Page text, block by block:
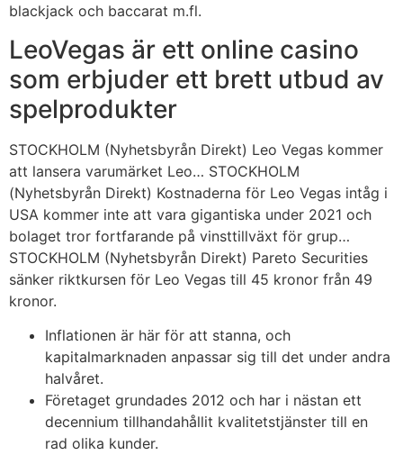
blackjack och baccarat m.fl.
LeoVegas är ett online casino
som erbjuder ett brett utbud av
spelprodukter
STOCKHOLM (Nyhetsbyrån Direkt) Leo Vegas kommer
att lansera varumärket Leo… STOCKHOLM
(Nyhetsbyrån Direkt) Kostnaderna för Leo Vegas intåg i
USA kommer inte att vara gigantiska under 2021 och
bolaget tror fortfarande på vinsttillväxt för grup…
STOCKHOLM (Nyhetsbyrån Direkt) Pareto Securities
sänker riktkursen för Leo Vegas till 45 kronor från 49
kronor.
Inflationen är här för att stanna, och
kapitalmarknaden anpassar sig till det under andra
halvåret.
Företaget grundades 2012 och har i nästan ett
decennium tillhandahållit kvalitetstjänster till en
rad olika kunder.